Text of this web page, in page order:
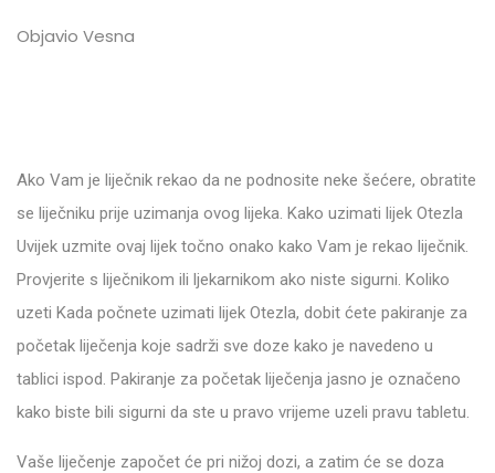
Objavio Vesna
Ako Vam je liječnik rekao da ne podnosite neke šećere, obratite
se liječniku prije uzimanja ovog lijeka. Kako uzimati lijek Otezla
Uvijek uzmite ovaj lijek točno onako kako Vam je rekao liječnik.
Provjerite s liječnikom ili ljekarnikom ako niste sigurni. Koliko
uzeti Kada počnete uzimati lijek Otezla, dobit ćete pakiranje za
početak liječenja koje sadrži sve doze kako je navedeno u
tablici ispod. Pakiranje za početak liječenja jasno je označeno
kako biste bili sigurni da ste u pravo vrijeme uzeli pravu tabletu.
Vaše liječenje započet će pri nižoj dozi, a zatim će se doza